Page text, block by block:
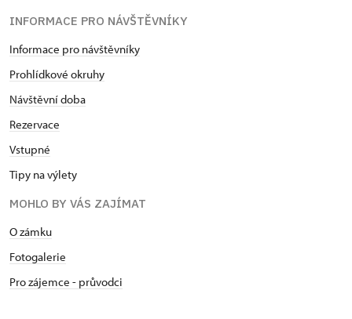
INFORMACE PRO NÁVŠTĚVNÍKY
Informace pro návštěvníky
Prohlídkové okruhy
Návštěvní doba
Rezervace
Vstupné
Tipy na výlety
MOHLO BY VÁS ZAJÍMAT
O zámku
Fotogalerie
Pro zájemce - průvodci